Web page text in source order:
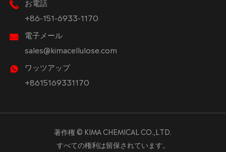
+86-151-6933-1170
電子メール
sales@kimacellulose.com
ワッツアップ
+8615169331170
著作権 © KIMA CHEMICAL CO.,LTD.
すべての権利は留保されています。